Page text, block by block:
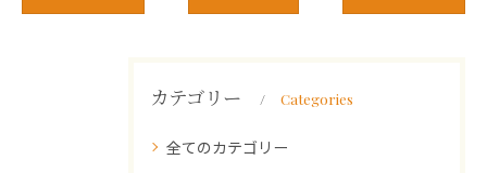
カテゴリー Categories
全てのカテゴリー